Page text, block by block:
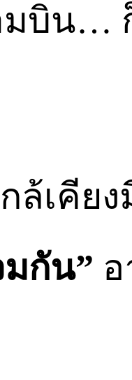
มบิน…
ล้เคีย
มกัน”